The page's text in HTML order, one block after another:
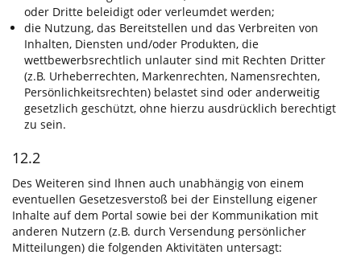
oder Dritte beleidigt oder verleumdet werden;
die Nutzung, das Bereitstellen und das Verbreiten von
Inhalten, Diensten und/oder Produkten, die
wettbewerbsrechtlich unlauter sind mit Rechten Dritter
(z.B. Urheberrechten, Markenrechten, Namensrechten,
Persönlichkeitsrechten) belastet sind oder anderweitig
gesetzlich geschützt, ohne hierzu ausdrücklich berechtigt
zu sein.
12.2
Des Weiteren sind Ihnen auch unabhängig von einem
eventuellen Gesetzesverstoß bei der Einstellung eigener
Inhalte auf dem Portal sowie bei der Kommunikation mit
anderen Nutzern (z.B. durch Versendung persönlicher
Mitteilungen) die folgenden Aktivitäten untersagt: